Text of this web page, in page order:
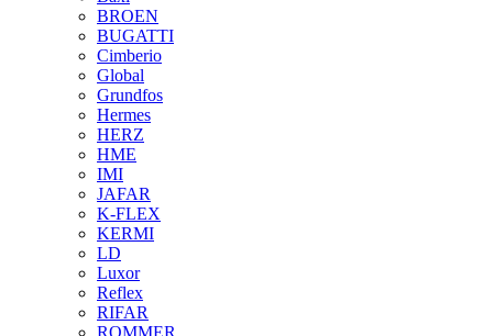
BROEN
BUGATTI
Cimberio
Global
Grundfos
Hermes
HERZ
HME
IMI
JAFAR
K-FLEX
KERMI
LD
Luxor
Reflex
RIFAR
ROMMER